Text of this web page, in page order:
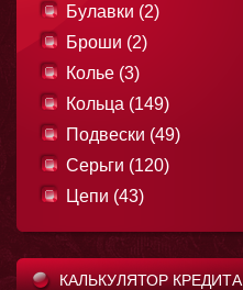
Булавки (2)
Броши (2)
Колье (3)
Кольца (149)
Подвески (49)
Серьги (120)
Цепи (43)
КАЛЬКУЛЯТОР КРЕДИТА